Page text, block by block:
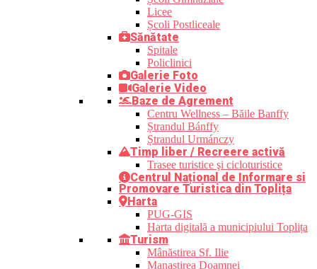
Licee
Școli Postliceale
Sănătate
Spitale
Policlinici
Galerie Foto
Galerie Video
Baze de Agrement
Centru Wellness – Băile Banffy
Ștrandul Bánffy
Ștrandul Urmánczy
Timp liber / Recreere activă
Trasee turistice şi cicloturistice
Centrul Național de Informare si
Promovare Turistica din Toplița
Harta
PUG-GIS
Harta digitală a municipiului Toplița
Turism
Mânăstirea Sf. Ilie
Manastirea Doamnei